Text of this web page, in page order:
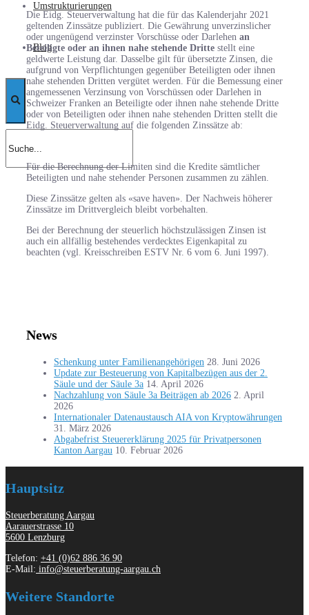
Umstrukturierungen
Blog
Die Eidg. Steuerverwaltung hat die für das Kalenderjahr 2021
geltenden Zinssätze publiziert. Die Gewährung unverzinslicher
oder ungenügend verzinster Vorschüsse oder Darlehen an
Beteiligte oder an ihnen nahe stehende Dritte stellt eine
geldwerte Leistung dar. Dasselbe gilt für übersetzte Zinsen, die
aufgrund von Verpflichtungen gegenüber Beteiligten oder ihnen
nahe stehenden Dritten vergütet werden. Für die Bemessung einer
angemessenen Verzinsung von Vorschüssen oder Darlehen in
Schweizer Franken an Beteiligte oder ihnen nahe stehende Dritte
oder von Beteiligten oder ihnen nahe stehenden Dritten stellt die
Eidg. Steuerverwaltung auf die folgenden Zinssätze ab:
Für die Berechnung der Limiten sind die Kredite sämtlicher
Beteiligten und nahe stehender Personen zusammen zu zählen.
Diese Zinssätze gelten als «save haven». Der Nachweis höherer
Zinssätze im Drittvergleich bleibt vorbehalten.
Bei der Berechnung der steuerlich höchstzulässigen Zinsen ist
auch ein allfällig bestehendes verdecktes Eigenkapital zu
beachten (vgl. Kreisschreiben ESTV Nr. 6 vom 6. Juni 1997).
News
Schenkung unter Familienangehörigen 28. Juni 2026
Update zur Besteuerung von Kapitalbezügen aus der 2.
Säule und der Säule 3a 14. April 2026
Nachzahlung von Säule 3a Beiträgen ab 2026 2. April
2026
Internationaler Datenaustausch AIA von Kryptowährungen
31. März 2026
Abgabefrist Steuererklärung 2025 für Privatpersonen
Kanton Aargau 10. Februar 2026
Hauptsitz
Steuerberatung Aargau
Aarauerstrasse 10
5600 Lenzburg
Telefon: +41 (0)62 886 36 90
E-Mail: info@steuerberatung-aargau.ch
Weitere Standorte